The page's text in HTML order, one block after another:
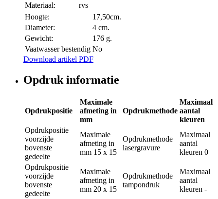
Materiaal:
rvs
Hoogte:
17,50cm.
Diameter:
4 cm.
Gewicht:
176 g.
Vaatwasser bestendig No
Download artikel PDF
Opdruk informatie
Opdrukpositie
Maximale
afmeting in
mm
Opdrukmethode
Maximaal
aantal
kleuren
Opdrukpositie
voorzijde
bovenste
gedeelte
Maximale
afmeting in
mm 15 x 15
Opdrukmethode
lasergravure
Maximaal
aantal
kleuren 0
Opdrukpositie
voorzijde
bovenste
gedeelte
Maximale
afmeting in
mm 20 x 15
Opdrukmethode
tampondruk
Maximaal
aantal
kleuren -